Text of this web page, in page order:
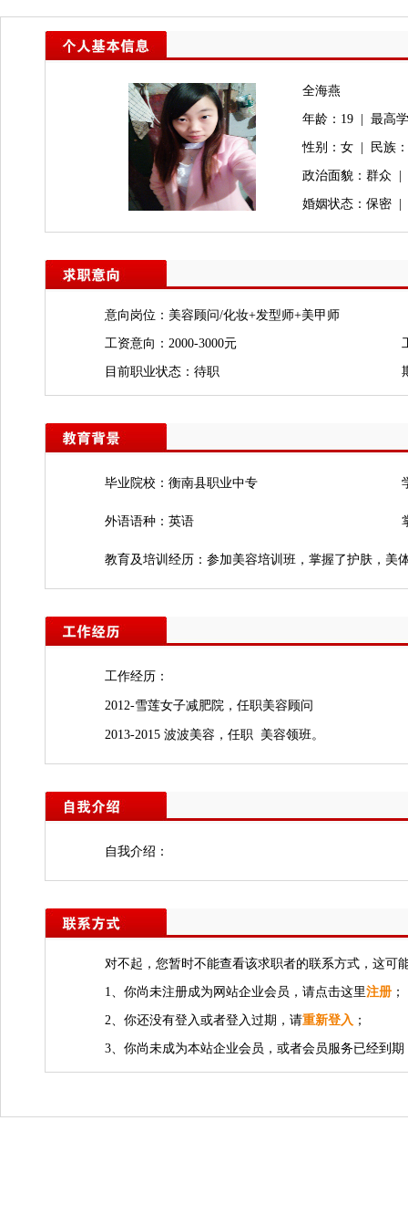
全海燕
年龄：19 | 最高
性别：女 | 民族
政治面貌：群众 |
婚姻状态：保密 |
意向岗位：美容顾问/化妆+发型师+美甲师
工资意向：2000-3000元
目前职业状态：待职
毕业院校：衡南县职业中专
外语语种：英语
教育及培训经历：参加美容培训班，掌握了护肤，美
工作经历：
2012-雪莲女子减肥院，任职美容顾问
2013-2015 波波美容，任职 美容领班。
自我介绍：
对不起，您暂时不能查看该求职者的联系方式，这可
1、你尚未注册成为网站企业会员，请点击这里注册 ；
2、你还没有登入或者登入过期，请重新登入 ；
3、你尚未成为本站企业会员，或者会员服务已经到